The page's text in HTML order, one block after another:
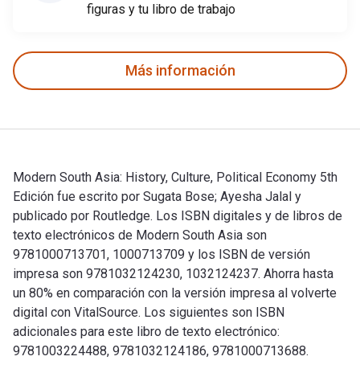
figuras y tu libro de trabajo
Más información
Modern South Asia: History, Culture, Political Economy 5th
Edición fue escrito por Sugata Bose; Ayesha Jalal y
publicado por Routledge. Los ISBN digitales y de libros de
texto electrónicos de Modern South Asia son
9781000713701, 1000713709 y los ISBN de versión
impresa son 9781032124230, 1032124237. Ahorra hasta
un 80% en comparación con la versión impresa al volverte
digital con VitalSource. Los siguientes son ISBN
adicionales para este libro de texto electrónico:
9781003224488, 9781032124186, 9781000713688.